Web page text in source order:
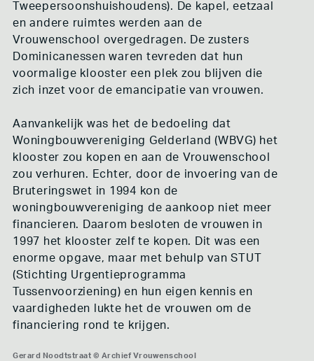
Tweepersoonshuishoudens). De kapel, eetzaal
en andere ruimtes werden aan de
Vrouwenschool overgedragen. De zusters
Dominicanessen waren tevreden dat hun
voormalige klooster een plek zou blijven die
zich inzet voor de emancipatie van vrouwen.
Aanvankelijk was het de bedoeling dat
Woningbouwvereniging Gelderland (WBVG) het
klooster zou kopen en aan de Vrouwenschool
zou verhuren. Echter, door de invoering van de
Bruteringswet in 1994 kon de
woningbouwvereniging de aankoop niet meer
financieren. Daarom besloten de vrouwen in
1997 het klooster zelf te kopen. Dit was een
enorme opgave, maar met behulp van STUT
(Stichting Urgentieprogramma
Tussenvoorziening) en hun eigen kennis en
vaardigheden lukte het de vrouwen om de
financiering rond te krijgen.
Gerard Noodtstraat © Archief Vrouwenschool
Gerard Noodtstraat © Archief Vrouwenschool
Gerard Noodtstraat © Archief Vrouwenschool